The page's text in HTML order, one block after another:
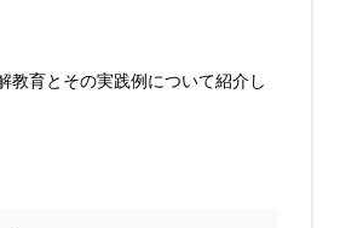
教育とその実践例について紹介し